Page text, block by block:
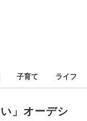
子育て ライフ
」オーデシ